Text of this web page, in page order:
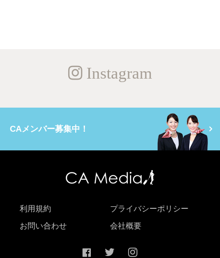
Instagram
CAメンバー募集中！
利用規約 プライバシーポリシー
お問い合わせ 会社概要